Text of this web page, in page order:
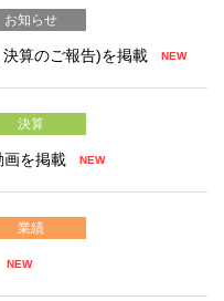
お知らせ
算のご報告)を掲載
決算
画を掲載
業績